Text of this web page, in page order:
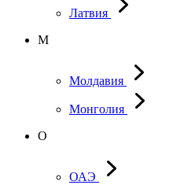
Латвия
М
Молдавия
Монголия
О
ОАЭ